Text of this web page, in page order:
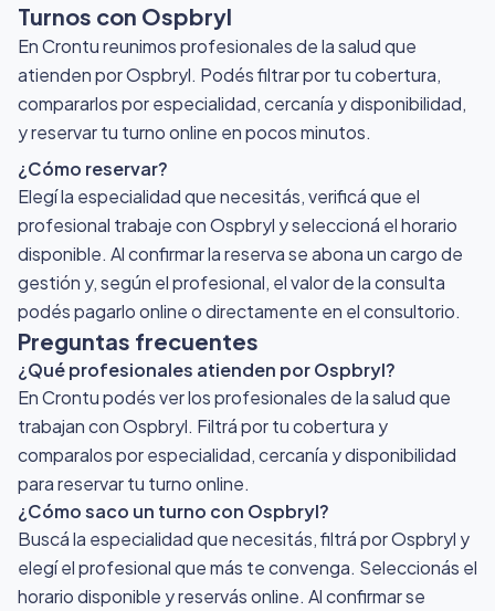
Turnos con Ospbryl
En Crontu reunimos profesionales de la salud que
atienden por Ospbryl. Podés filtrar por tu cobertura,
compararlos por especialidad, cercanía y disponibilidad,
y reservar tu turno online en pocos minutos.
¿Cómo reservar?
Elegí la especialidad que necesitás, verificá que el
profesional trabaje con Ospbryl y seleccioná el horario
disponible. Al confirmar la reserva se abona un cargo de
gestión y, según el profesional, el valor de la consulta
podés pagarlo online o directamente en el consultorio.
Preguntas frecuentes
¿Qué profesionales atienden por Ospbryl?
En Crontu podés ver los profesionales de la salud que
trabajan con Ospbryl. Filtrá por tu cobertura y
comparalos por especialidad, cercanía y disponibilidad
para reservar tu turno online.
¿Cómo saco un turno con Ospbryl?
Buscá la especialidad que necesitás, filtrá por Ospbryl y
elegí el profesional que más te convenga. Seleccionás el
horario disponible y reservás online. Al confirmar se